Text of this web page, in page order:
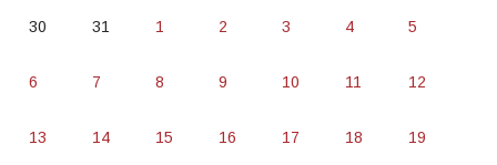
30 31 1 2 3 4 5
6 7 8 9 10 11 12
13 14 15 16 17 18 19